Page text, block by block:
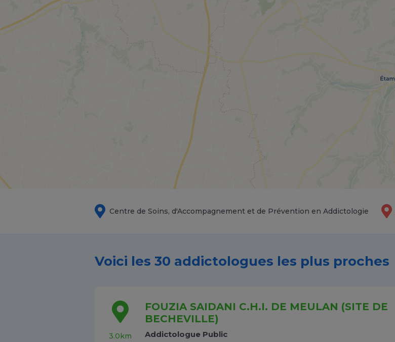
Centre de Soins, d'Accompagnement et de Prévention en Addictologie
Voici les 30 addictologues les plus proches
3.0km
FOUZIA SAIDANI C.H.I. DE MEULAN (SITE DE
BECHEVILLE)
Addictologue Public